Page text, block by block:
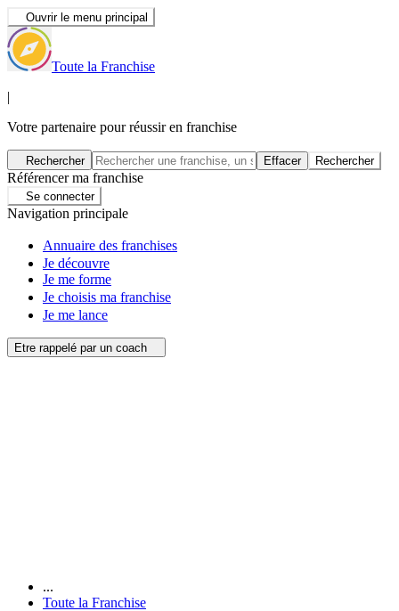
Ouvrir le menu principal
Toute la Franchise
|
Votre partenaire pour réussir en franchise
Rechercher Effacer Rechercher
Référencer ma franchise
Se connecter
Navigation principale
Annuaire des franchises
Je découvre
Je me forme
Je choisis ma franchise
Je me lance
Etre rappelé par un coach
...
Toute la Franchise